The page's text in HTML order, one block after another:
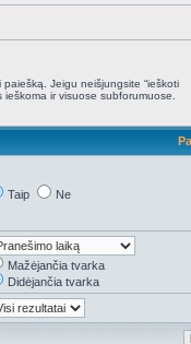
Jeigu neišjungsite “ieškoti
ir visuose subforumuose.
Taip Ne
Mažėjančia tvarka
Didėjančia tvarka